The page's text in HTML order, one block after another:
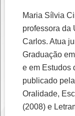
Maria Sílvia
professora da
Carlos. Atua
Graduação
e em Estudos
publicado
Oralidade,
(2008) e